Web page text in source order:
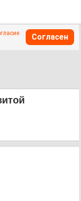
Согласен